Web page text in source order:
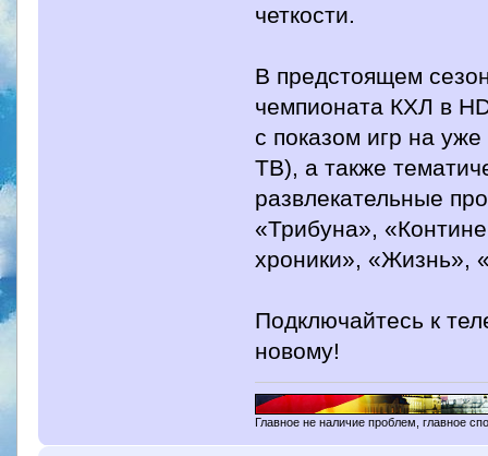
четкости.
В предстоящем
чемпионата КХЛ в
с показом игр на
ТВ), а также
развлекательные
«Трибуна»,
хроники», «Жизнь»,
Подключайтесь к
новому!
Главное не наличие проблем, главное